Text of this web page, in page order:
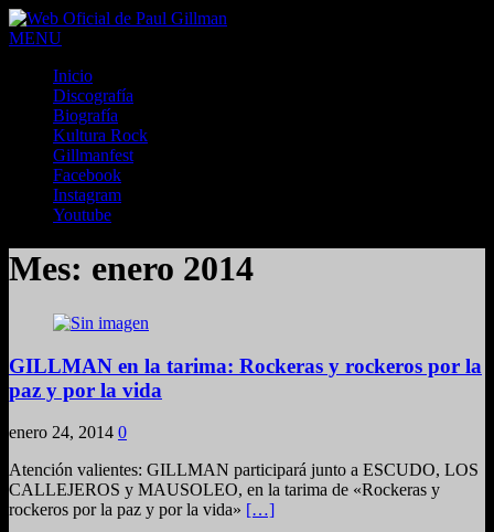
MENU
Inicio
Discografía
Biografía
Kultura Rock
Gillmanfest
Facebook
Instagram
Youtube
Mes: enero 2014
GILLMAN en la tarima: Rockeras y rockeros por la
paz y por la vida
enero 24, 2014 0
Atención valientes: GILLMAN participará junto a ESCUDO, LOS
CALLEJEROS y MAUSOLEO, en la tarima de «Rockeras y
rockeros por la paz y por la vida» […]